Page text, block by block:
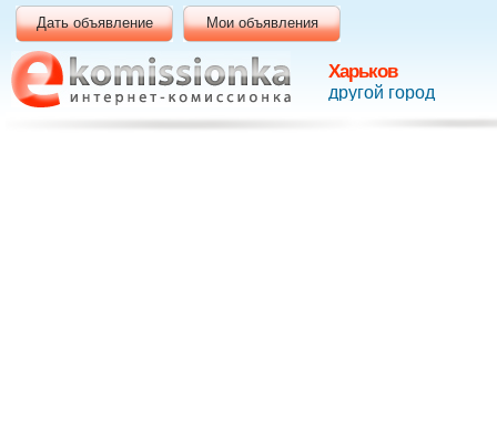
Харьков
другой город
Дать объявление Мои объявления